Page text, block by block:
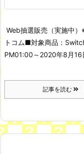
Web抽選販売（実施中）
トコム■対象商品：
PM01:00～2020年8月16
記事を読む